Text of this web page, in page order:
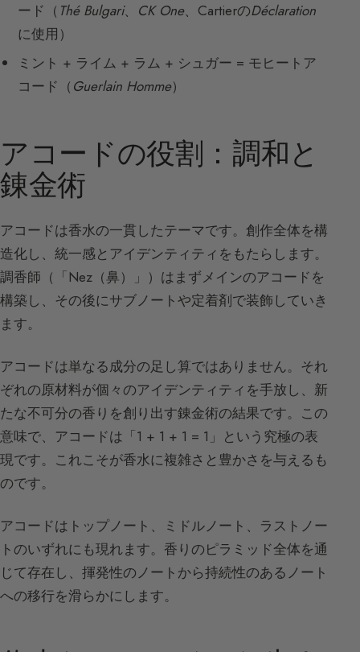
ード（ Thé Bulgari、 CK One、CartierのDéclaration
に使用）
ミント + ライム + ラム + シュガー = モヒートア
コード（ Guerlain Homme）
アコードの役割：調和と
錬金術
アコードは香水の一貫したテーマです。創作全体を構
造化し、統一感とアイデンティティをもたらします。
調香師（「Nez（鼻）」）はまずメインのアコードを
構築し、その後にサブノートや定着剤で装飾していき
ます。
アコードは単なる成分の足し算ではありません。それ
ぞれの原材料が個々のアイデンティティを手放し、新
たな不可分の香りを創り出す錬金術の結果です。この
意味で、アコードは「1 + 1 + 1 = 1」という究極の表
現です。これこそが香水に複雑さと豊かさを与えるも
のです。
アコードはトップノート、ミドルノート、ラストノー
トのいずれにも現れます。香りのピラミッド全体を通
じて存在し、揮発性のノートから持続性のあるノート
への移行を滑らかにします。